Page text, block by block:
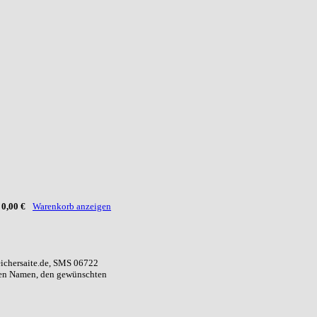
0,00 € Warenkorb anzeigen
SMS 06722
Namen, den gewünschten